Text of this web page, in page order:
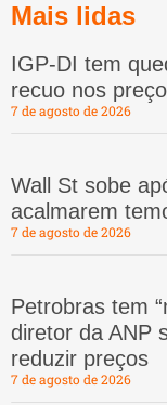
Mais lidas
IGP-DI tem
recuo nos
7 de agosto de 2026
Wall St sobe
acalmarem
7 de agosto de 2026
Petrobras tem
diretor da ANP
reduzir preços
7 de agosto de 2026